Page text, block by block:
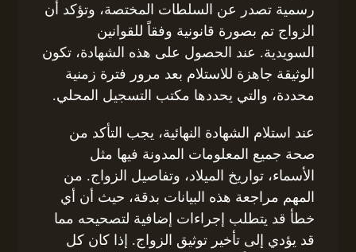
رسمية تصدر عن السلطات المختصة، وتؤكد أن
الزواج تم بصورة قانونية وفقاً للقوانين
السويدية. عند الحصول على هذه الشهادة، تكون
الوثيقة جاهزة للاستلام بعد مرور فترة زمنية
محددة، والتي يحددها مكتب التسجيل المحلي.
عند استلام الشهادة النهائية، يجب التأكد من
صحة جميع المعلومات المدونة فيها مثل
الأسماء، تواريخ الميلاد، وتفاصيل الزواج. من
المهم مراجعة هذه البيانات بدقة، حيث أن أي
خطأ قد يتطلب إجراءات إضافية لتصحيحه مما
قد يؤدي إلى تأخير توثيق الزواج. إذا كان كل